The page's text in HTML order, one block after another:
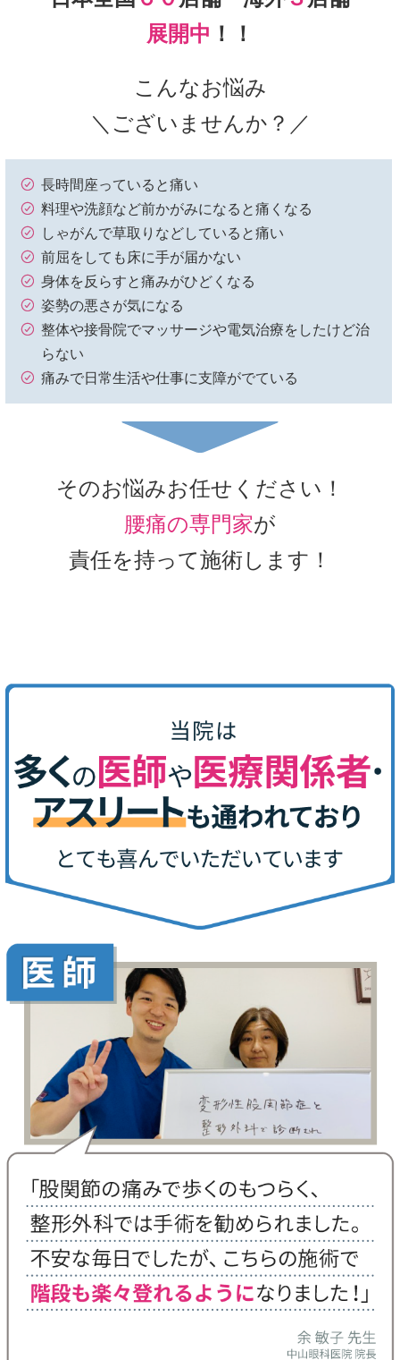
展開中 ！！
こんなお悩み
＼ございませんか？／
長時間座っていると痛い
料理や洗顔など前かがみになると痛くなる
しゃがんで草取りなどしていると痛い
前屈をしても床に手が届かない
身体を反らすと痛みがひどくなる
姿勢の悪さが気になる
整体や接骨院でマッサージや電気治療をしたけど治
らない
痛みで日常生活や仕事に支障がでている
そのお悩みお任せください！
腰痛の専門家が
責任を持って施術します！